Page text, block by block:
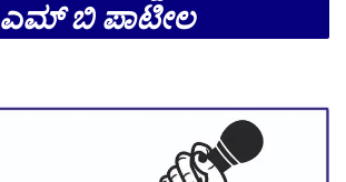
ಎಮ್ ಬಿ ಪಾಟೀಲ